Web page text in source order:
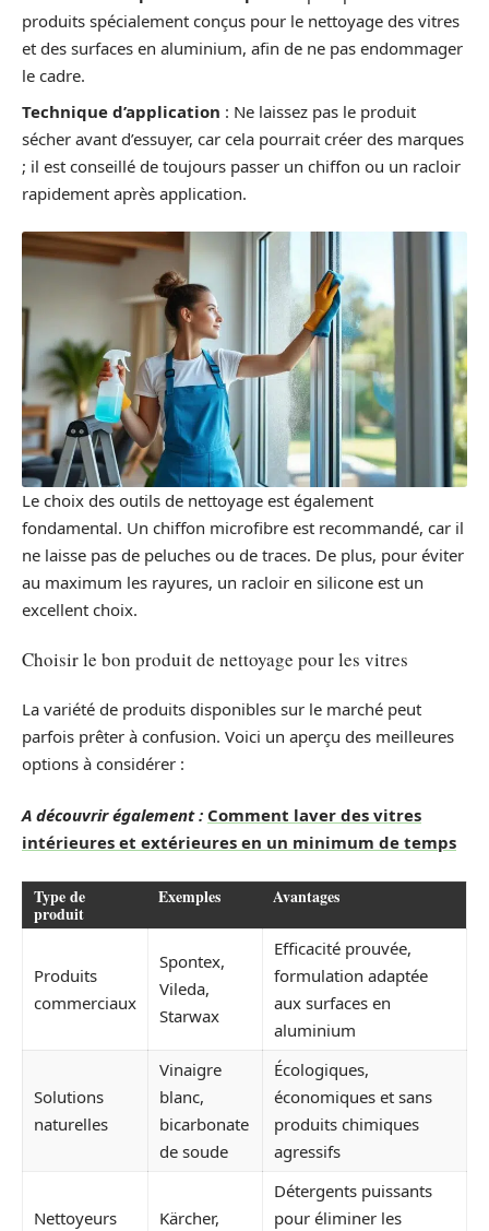
produits spécialement conçus pour le nettoyage des vitres
et des surfaces en aluminium, afin de ne pas endommager
le cadre.
Technique d’application : Ne laissez pas le produit
sécher avant d’essuyer, car cela pourrait créer des marques
; il est conseillé de toujours passer un chiffon ou un racloir
rapidement après application.
Le choix des outils de nettoyage est également
fondamental. Un chiffon microfibre est recommandé, car il
ne laisse pas de peluches ou de traces. De plus, pour éviter
au maximum les rayures, un racloir en silicone est un
excellent choix.
Choisir le bon produit de nettoyage pour les vitres
La variété de produits disponibles sur le marché peut
parfois prêter à confusion. Voici un aperçu des meilleures
options à considérer :
A découvrir également : Comment laver des vitres
intérieures et extérieures en un minimum de temps
Type de
produit
Exemples Avantages
Produits
commerciaux
Spontex,
Vileda,
Starwax
Efficacité prouvée,
formulation adaptée
aux surfaces en
aluminium
Solutions
naturelles
Vinaigre
blanc,
bicarbonate
de soude
Écologiques,
économiques et sans
produits chimiques
agressifs
Nettoyeurs
Kärcher,
Détergents puissants
pour éliminer les